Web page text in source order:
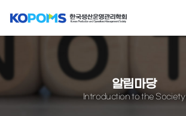
알림마당
Introduction to the Society